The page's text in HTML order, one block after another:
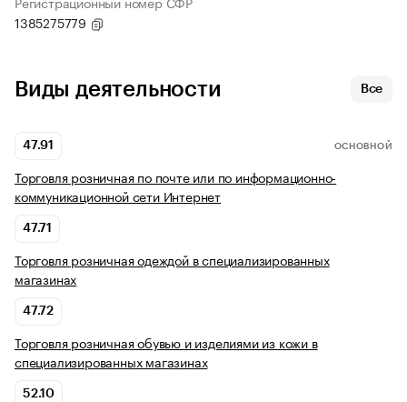
1385275779
Виды деятельности Все
47.91 ОСНОВНОЙ
Торговля розничная по почте или по информационно-
коммуникационной сети Интернет
47.71
Торговля розничная одеждой в специализированных
магазинах
47.72
Торговля розничная обувью и изделиями из кожи в
специализированных магазинах
52.10